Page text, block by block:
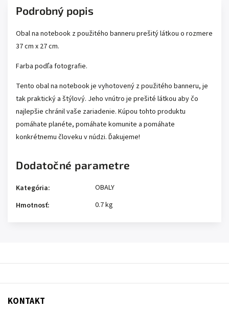
Podrobný popis
Obal na notebook z použitého banneru prešitý látkou o rozmere
37 cm x 27 cm.
Farba podľa fotografie.
Tento obal na notebook je vyhotovený z použitého banneru, je
tak praktický a štýlový. Jeho vnútro je prešité látkou aby čo
najlepšie chránil vaše zariadenie. Kúpou tohto produktu
pomáhate planéte, pomáhate komunite a pomáhate
konkrétnemu človeku v núdzi. Ďakujeme!
Dodatočné parametre
Kategória:
OBALY
Hmotnosť: 0.7 kg
KONTAKT